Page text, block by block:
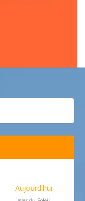
Aujourd'hui